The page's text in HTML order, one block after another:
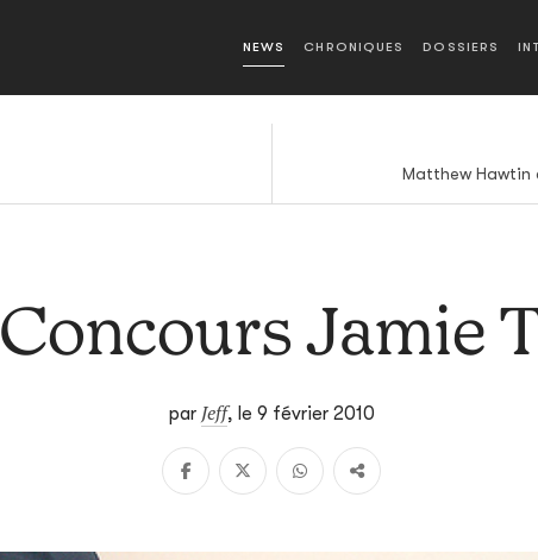
NEWS CHRONIQUES DOSSIERS
Matthew Hawtin
Concours Jamie
par Jeff, le 9 février 2010